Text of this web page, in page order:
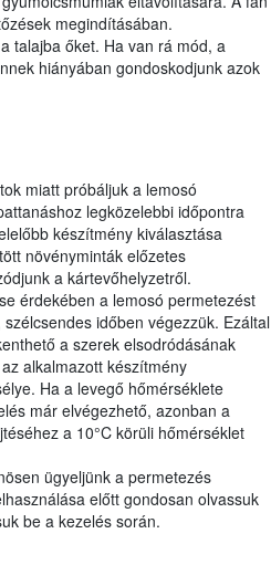
megindításában.
talajba őket. Ha van rá mód, a
hiányában gondoskodjunk azok
miatt próbáljuk a lemosó
legközelebbi időpontra
készítmény kiválasztása
növényminták előzetes
a kártevőhelyzetről.
érdekében a lemosó permetezést
időben végezzük. Ezáltal
a szerek elsodródásának
alkalmazott készítmény
Ha a levegő hőmérséklete
már elvégezhető, azonban a
a 10°C körüli hőmérséklet
ügyeljünk a permetezés
előtt gondosan olvassuk
be a kezelés során.